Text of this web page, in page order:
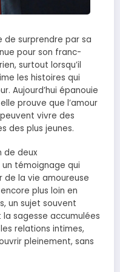
de surprendre par sa
pour son franc-
surtout lorsqu’il
les histoires qui
Aujourd’hui épanouie
prouve que l’amour
vivre des
des plus jeunes.
de deux
témoignage qui
de la vie amoureuse
plus loin en
un sujet souvent
la sagesse accumulées
relations intimes,
pleinement, sans